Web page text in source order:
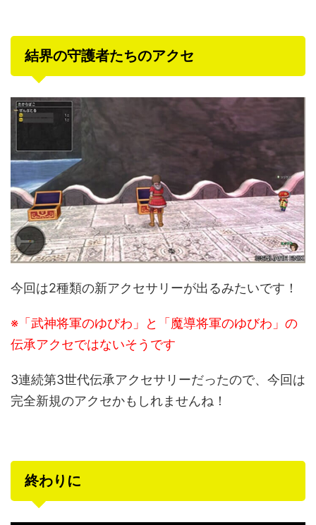
結界の守護者たちのアクセ
今回は2種類の新アクセサリーが出るみたいです！
※「武神将軍のゆびわ」と「魔導将軍のゆびわ」の
伝承アクセではないそうです
3連続第3世代伝承アクセサリーだったので、今回は
完全新規のアクセかもしれませんね！
終わりに